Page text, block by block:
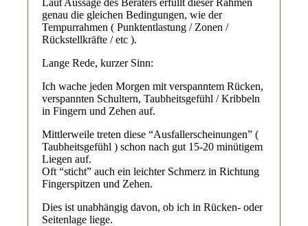
genau die gleichen Bedingungen, wie der
Tempurrahmen ( Punktentlastung / Zonen /
Rückstellkräfte / etc ).
Lange Rede, kurzer Sinn:
Ich wache jeden Morgen mit verspanntem Rücken,
verspannten Schultern, Taubheitsgefühl / Kribbeln
in Fingern und Zehen auf.
Mittlerweile treten diese “Ausfallerscheinungen” (
Taubheitsgefühl ) schon nach gut 15-20 minütigem
Liegen auf.
Oft “sticht” auch ein leichter Schmerz in Richtung
Fingerspitzen und Zehen.
Dies ist unabhängig davon, ob ich in Rücken- oder
Seitenlage liege.